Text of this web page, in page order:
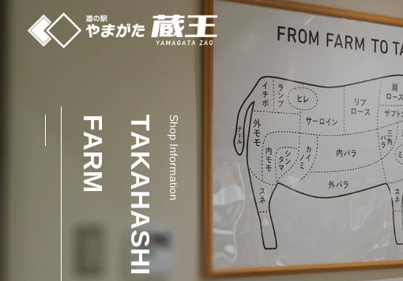
S
h
o
p
I
n
f
o
r
m
a
t
i
o
n
T
A
K
A
H
A
S
H
I
F
A
R
M